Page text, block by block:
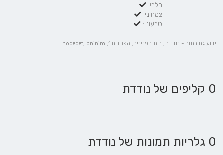
חלבי:
צמחוני:
טבעוני:
ידוע גם בתור - נודדת, בית הפנינים, הפנינים 1, nodedet, pninim
0 קליפים של נודדת
0 גלריות תמונות של נודדת